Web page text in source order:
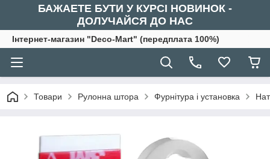
БАЖАЕТЕ БУТИ У КУРСІ НОВИНОК -
ДОЛУЧАЙСЯ ДО НАС
Інтернет-магазин "Deco-Mart" (передплата 100%)
Товари Рулонна штора Фурнітура і установка